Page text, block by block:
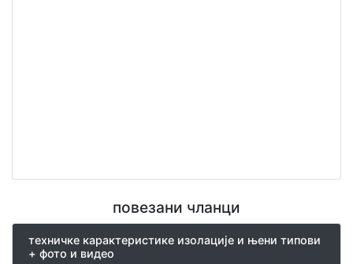
повезани чланци
техничке карактеристике изолације и њени типови
+ фото и видео